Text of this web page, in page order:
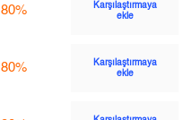
80%
Karşılaştırmaya
ekle
80%
Karşılaştırmaya
ekle